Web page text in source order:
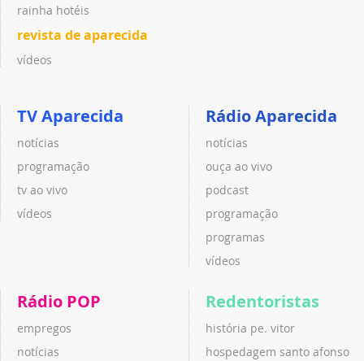
rainha hotéis
revista de aparecida
vídeos
TV Aparecida
notícias
programação
tv ao vivo
vídeos
Rádio Aparecida
notícias
ouça ao vivo
podcast
programação
programas
vídeos
Rádio POP
empregos
notícias
Redentoristas
história pe. vitor
hospedagem santo afonso